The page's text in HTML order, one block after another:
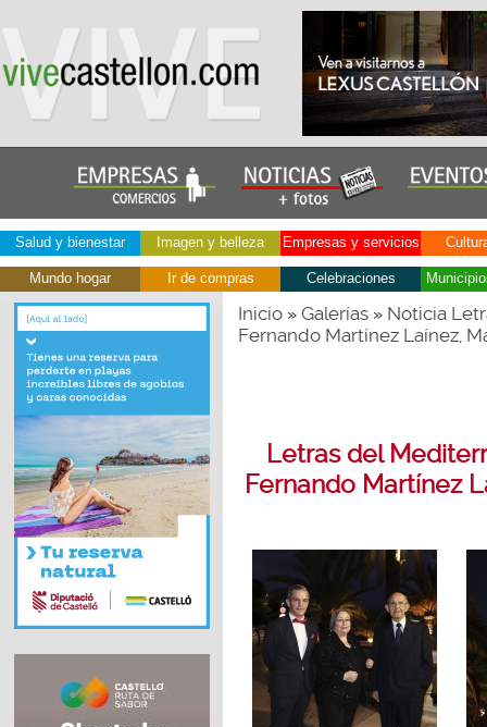
Salud y bienestar Imagen y belleza Empresas y servicios
Mundo hogar Ir de compras Celebraciones
Inicio» Galerías» Noticia
Fernando Martínez Laínez,
Letras del
Fernando Martínez